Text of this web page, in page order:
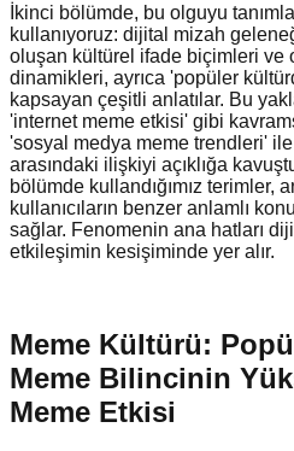
İkinci bölümde, bu olguyu
kullanıyoruz: dijital mizah
oluşan kültürel ifade biçimleri ve
dinamikleri, ayrıca 'popüler
kapsayan çeşitli anlatılar. Bu
'internet meme etkisi' gibi
'sosyal medya meme trendleri'
arasındaki ilişkiyi açıklığa
bölümde kullandığımız terimler,
kullanıcıların benzer anlamlı
sağlar. Fenomenin ana hatları
etkileşimin kesişiminde yer alır.
Meme Kültürü:
Meme Bilincinin
Meme Etkisi